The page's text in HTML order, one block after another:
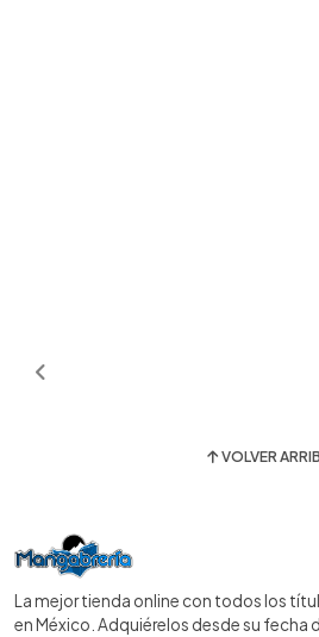
VOLVER
La mejor tienda online con todos los
en México. Adquiérelos desde su fecha